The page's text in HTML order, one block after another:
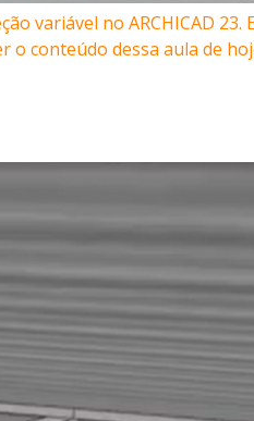
variável no ARCHICAD 23.
o conteúdo dessa aula de